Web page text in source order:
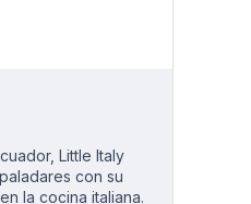
Little Italy
con su
la cocina italiana.